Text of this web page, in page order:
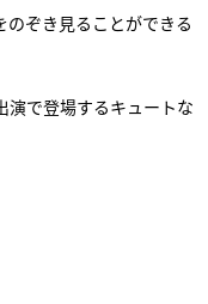
ぞき見ることができる
演で登場するキュートな